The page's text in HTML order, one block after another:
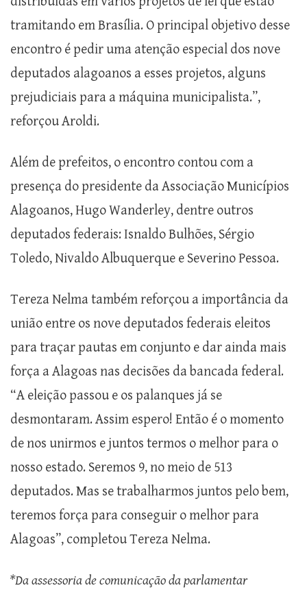
tramitando em Brasília. O principal objetivo desse
encontro é pedir uma atenção especial dos nove
deputados alagoanos a esses projetos, alguns
prejudiciais para a máquina municipalista.”,
reforçou Aroldi.
Além de prefeitos, o encontro contou com a
presença do presidente da Associação Municípios
Alagoanos, Hugo Wanderley, dentre outros
deputados federais: Isnaldo Bulhões, Sérgio
Toledo, Nivaldo Albuquerque e Severino Pessoa.
Tereza Nelma também reforçou a importância da
união entre os nove deputados federais eleitos
para traçar pautas em conjunto e dar ainda mais
força a Alagoas nas decisões da bancada federal.
“A eleição passou e os palanques já se
desmontaram. Assim espero! Então é o momento
de nos unirmos e juntos termos o melhor para o
nosso estado. Seremos 9, no meio de 513
deputados. Mas se trabalharmos juntos pelo bem,
teremos força para conseguir o melhor para
Alagoas”, completou Tereza Nelma.
*Da assessoria de comunicação da parlamentar